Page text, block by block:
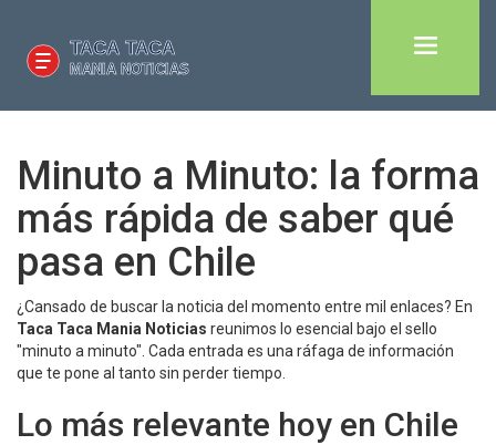
Minuto a Minuto: la forma
más rápida de saber qué
pasa en Chile
¿Cansado de buscar la noticia del momento entre mil enlaces? En
Taca Taca Mania Noticias reunimos lo esencial bajo el sello
"minuto a minuto". Cada entrada es una ráfaga de información
que te pone al tanto sin perder tiempo.
Lo más relevante hoy en Chile